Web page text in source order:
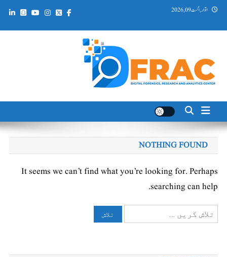
Skip اتوار, اگست 09, 2026
DFRAC_ORG
NOTHING FOUND
It seems we can’t find what you’re looking for. Perhaps
searching can help.
تلاش
کریں